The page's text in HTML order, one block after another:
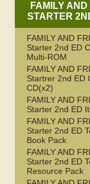
FAMILY
STARTER
FAMILY AND
Starter 2nd ED
Multi-ROM
FAMILY AND
Startrer 2nd ED
CD(x2)
FAMILY AND
Starter 2nd ED
FAMILY AND
Starter 2nd ED
Book Pack
FAMILY AND
Starter 2nd ED
Resource Pack